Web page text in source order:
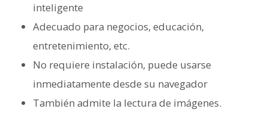
inteligente
Adecuado para negocios, educación,
entretenimiento, etc.
No requiere instalación, puede usarse
inmediatamente desde su navegador
También admite la lectura de imágenes.